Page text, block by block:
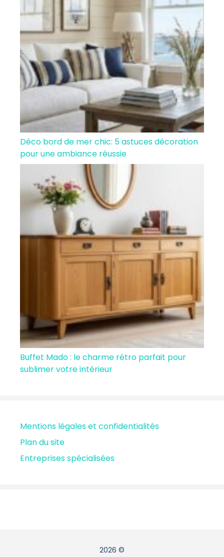
Déco bord de mer chic: 5 astuces décoration
pour une ambiance réussie
Buffet Mado : le charme rétro parfait pour
sublimer votre intérieur
Mentions légales et confidentialités
Plan du site
Entreprises spécialisées
2026 ©